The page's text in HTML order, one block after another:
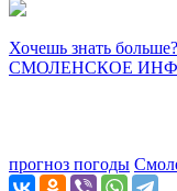
Хочешь знать
СМОЛЕНСКОЕ
прогноз погоды